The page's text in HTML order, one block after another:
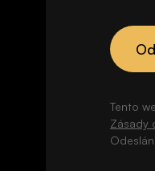
Tento
Zásady